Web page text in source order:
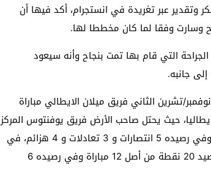
عبر تغريدة في انستجرام، أكد فيها أن
وسارت وفقا لما كان مخططا لها.
التي قام بها تمت بنجاح وأنه سيعود
جانبه.
وسيجري يوم السبت القادم الموافق لـ 21 نوفمبر/تشرين الثاني فريق ميلان الايطالي مباراة
حيث يحتل صاحب الأرض فريق يوفنتوس المركز
السابع برصيد 18 نقطة من أصل 12 مباراة وفي رصيده 5 انتصارات و 3 تعادلات و 4 هزائم، في
حين يتصدر فريق ميلان المركز السادس برصيد 20 نقطة من أصل 12 مباراة وفي رصيده 6